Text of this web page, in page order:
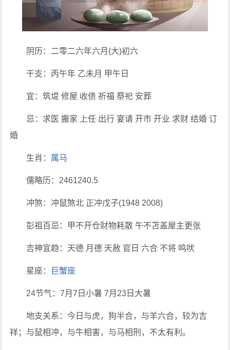
阴历：二零二六年六月(大)初六
干支：丙午年 乙未月 甲午日
宜：筑堤 修屋 收债 祈福 祭祀 安葬
忌：求医 搬家 上任 出行 宴请 开市 开业 求财 结婚 订
婚
生肖： 属马
儒略历：2461240.5
冲煞：冲鼠煞北 正冲戊子(1948 2008)
彭祖百忌：甲不开仓财物耗散 午不苫盖屋主更张
吉神宜趋：天德 月德 天赦 官日 六合 不将 鸣吠
星座： 巨蟹座
24节气：7月7日小暑 7月23日大暑
地支关系：今日与虎，狗半合，与羊六合，较为吉
祥；与鼠相冲，与牛相害，与马相刑，不太有利。